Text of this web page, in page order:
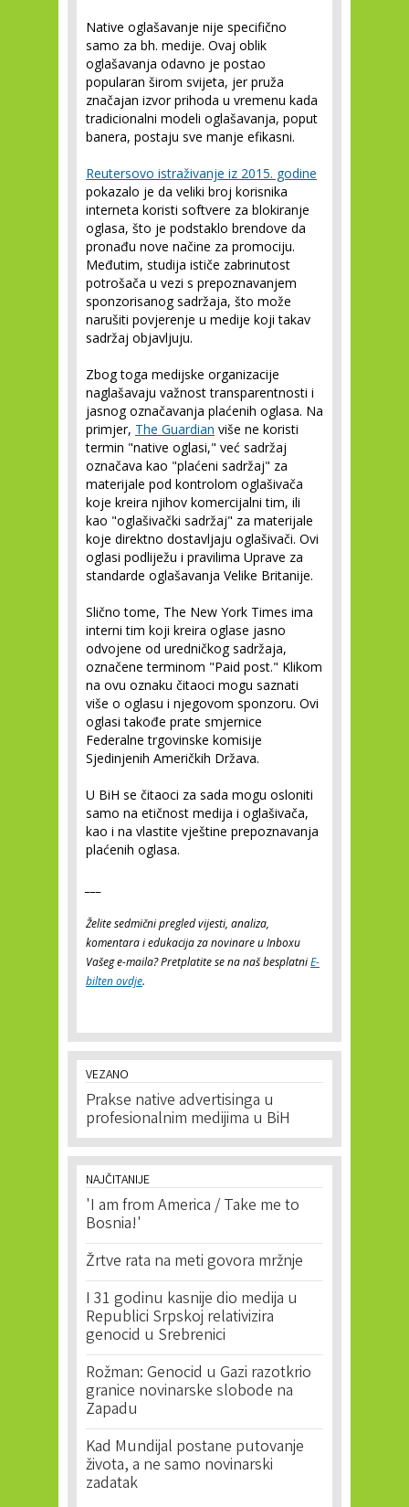
Native oglašavanje nije specifično
samo za bh. medije. Ovaj oblik
oglašavanja odavno je postao
popularan širom svijeta, jer pruža
značajan izvor prihoda u vremenu kada
tradicionalni modeli oglašavanja, poput
banera, postaju sve manje efikasni.
Reutersovo istraživanje iz 2015. godine
pokazalo je da veliki broj korisnika
interneta koristi softvere za blokiranje
oglasa, što je podstaklo brendove da
pronađu nove načine za promociju.
Međutim, studija ističe zabrinutost
potrošača u vezi s prepoznavanjem
sponzorisanog sadržaja, što može
narušiti povjerenje u medije koji takav
sadržaj objavljuju.
Zbog toga medijske organizacije
naglašavaju važnost transparentnosti i
jasnog označavanja plaćenih oglasa. Na
primjer, The Guardian više ne koristi
termin "native oglasi," već sadržaj
označava kao "plaćeni sadržaj" za
materijale pod kontrolom oglašivača
koje kreira njihov komercijalni tim, ili
kao "oglašivački sadržaj" za materijale
koje direktno dostavljaju oglašivači. Ovi
oglasi podliježu i pravilima Uprave za
standarde oglašavanja Velike Britanije.
Slično tome, The New York Times ima
interni tim koji kreira oglase jasno
odvojene od uredničkog sadržaja,
označene terminom "Paid post." Klikom
na ovu oznaku čitaoci mogu saznati
više o oglasu i njegovom sponzoru. Ovi
oglasi takođe prate smjernice
Federalne trgovinske komisije
Sjedinjenih Američkih Država.
U BiH se čitaoci za sada mogu osloniti
samo na etičnost medija i oglašivača,
kao i na vlastite vještine prepoznavanja
plaćenih oglasa.
Želite sedmični pregled vijesti, analiza,
komentara i edukacija za novinare u Inboxu
Vašeg e-maila? Pretplatite se na naš besplatniE-
bilten ovdje.
VEZANO
Prakse native advertisinga u
profesionalnim medijima u BiH
NAJČITANIJE
'I am from America / Take me to
Bosnia!'
Žrtve rata na meti govora mržnje
I 31 godinu kasnije dio medija u
Republici Srpskoj relativizira
genocid u Srebrenici
Rožman: Genocid u Gazi razotkrio
granice novinarske slobode na
Zapadu
Kad Mundijal postane putovanje
života, a ne samo novinarski
zadatak